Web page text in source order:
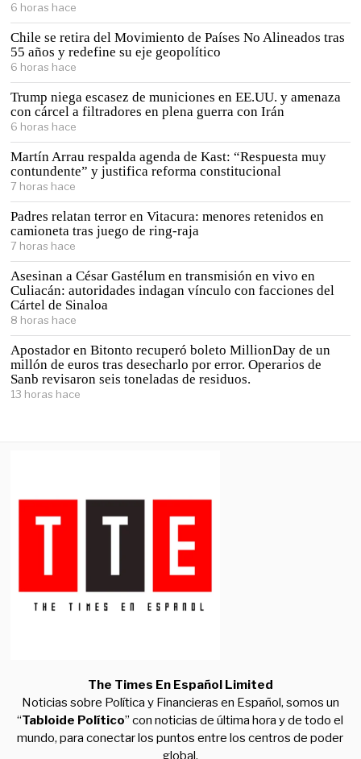
6 horas hace
Chile se retira del Movimiento de Países No Alineados tras
55 años y redefine su eje geopolítico
6 horas hace
Trump niega escasez de municiones en EE.UU. y amenaza
con cárcel a filtradores en plena guerra con Irán
6 horas hace
Martín Arrau respalda agenda de Kast: “Respuesta muy
contundente” y justifica reforma constitucional
7 horas hace
Padres relatan terror en Vitacura: menores retenidos en
camioneta tras juego de ring-raja
7 horas hace
Asesinan a César Gastélum en transmisión en vivo en
Culiacán: autoridades indagan vínculo con facciones del
Cártel de Sinaloa
8 horas hace
Apostador en Bitonto recuperó boleto MillionDay de un
millón de euros tras desecharlo por error. Operarios de
Sanb revisaron seis toneladas de residuos.
13 horas hace
The Times En Español Limited
Noticias sobre Política y Financieras en Español, somos un
“Tabloide Político” con noticias de última hora y de todo el
mundo, para conectar los puntos entre los centros de poder
global.